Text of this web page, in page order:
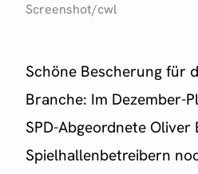
Screenshot/cwl
Schöne Bescherung für
Branche: Im Dezember-
SPD-Abgeordnete Oliver
Spielhallenbetreibern